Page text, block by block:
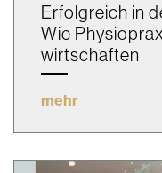
Erfolgreich in
Wie
wirtschaften
mehr